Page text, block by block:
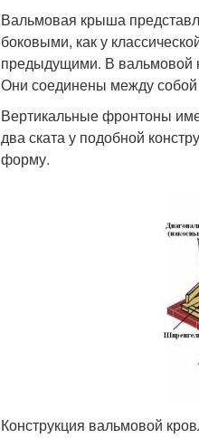
Вальмовая крыша
боковыми, как у
предыдущими. В вальмовой
Они соединены между собой
Вертикальные фронтоны
два ската у подобной
форму.
Конструкция вальмовой